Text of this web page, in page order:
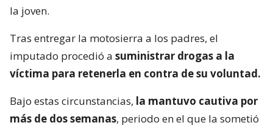
la joven.
Tras entregar la motosierra a los padres, el
imputado procedió a suministrar drogas a la
víctima para retenerla en contra de su voluntad.
Bajo estas circunstancias, la mantuvo cautiva por
más de dos semanas, periodo en el que la sometió